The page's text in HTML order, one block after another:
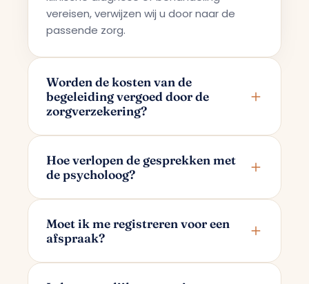
vereisen, verwijzen wij u door naar de
passende zorg.
Worden de kosten van de
begeleiding vergoed door de
zorgverzekering?
begeleidingsdienst; daarom worden de
kosten niet vergoed door
Hoe verlopen de gesprekken met
de psycholoog?
Google Meet. Nadat u uw afspraak heeft
gemaakt, ontvangt u per e-mail een
Moet ik me registreren voor een
afspraak?